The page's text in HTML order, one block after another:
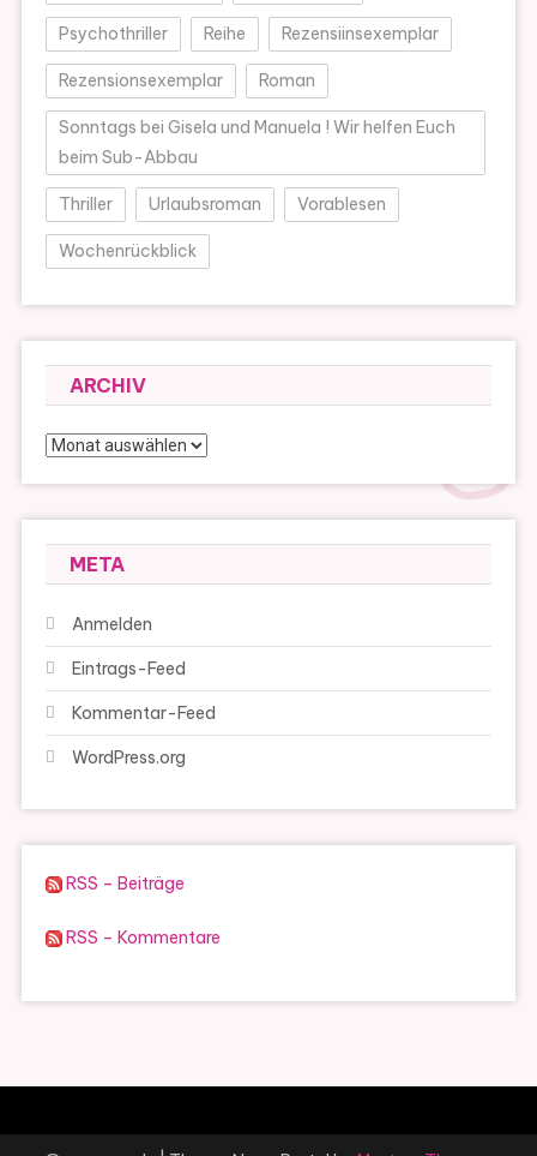
Psychothriller Reihe Rezensiinsexemplar
Rezensionsexemplar Roman
Sonntags bei Gisela und Manuela ! Wir helfen Euch
beim Sub-Abbau
Thriller Urlaubsroman Vorablesen
Wochenrückblick
ARCHIV
Archiv
META
Anmelden
Eintrags-Feed
Kommentar-Feed
WordPress.org
RSS – Beiträge
RSS – Kommentare